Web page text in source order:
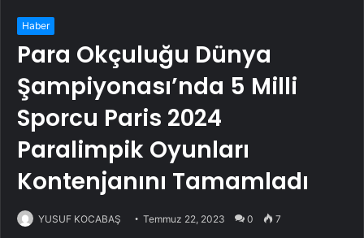
Haber
Para Okçuluğu Dünya
Şampiyonası’nda 5 Milli
Sporcu Paris 2024
Paralimpik Oyunları
Kontenjanını Tamamladı
YUSUF KOCABAŞ Temmuz 22, 2023 0 7